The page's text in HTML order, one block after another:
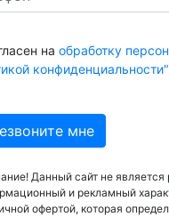
на обработку
конфиденциальности"
Данный сайт не
и рекламный
офертой, которая